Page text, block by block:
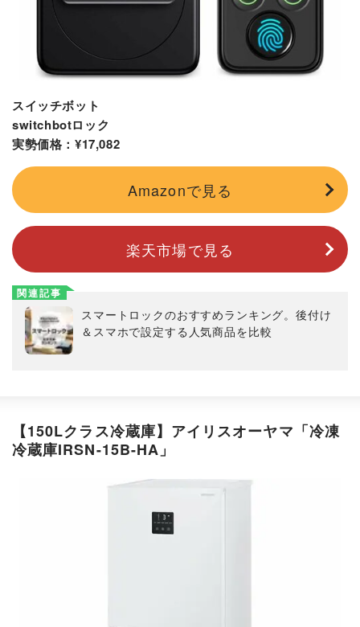
スイッチボット
switchbotロック
実勢価格：¥17,082
Amazonで見る
楽天市場で見る
関連記事
スマートロックのおすすめランキング。後付け
＆スマホで設定する人気商品を比較
【150Lクラス冷蔵庫】アイリスオーヤマ「冷凍
冷蔵庫IRSN-15B-HA」